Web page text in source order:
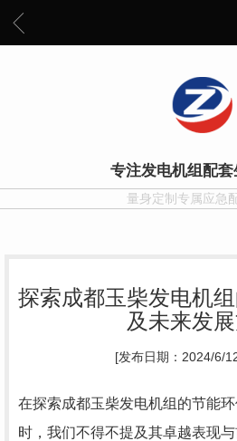
专注发电机组配
量身定制专属应急
探索成都玉柴发电机
及未来发
[发布日期：2024/6/
在探索成都玉柴发电机组的节能
时，我们不得不提及其卓越表现